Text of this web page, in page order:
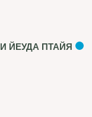
ЙЕУДА ПТАЙЯ